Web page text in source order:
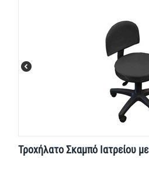
Τροχήλατο Σκαμπό Ιατρείου